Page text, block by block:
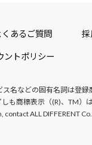
くあるご質問 採
ントポリシー
名などの固有名詞は登録
も商標表示（(R)、TM）
ALL DIFFERENT